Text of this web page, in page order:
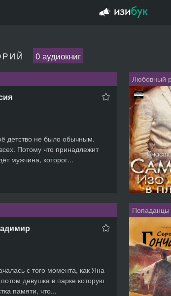
0 аудиокниг
детство не было обычным.
Потому что принадлежит
мужчина, которог...
Любовный
с того момента, как Яна
девушка в парке которую
памяти, что...
Попаданцы